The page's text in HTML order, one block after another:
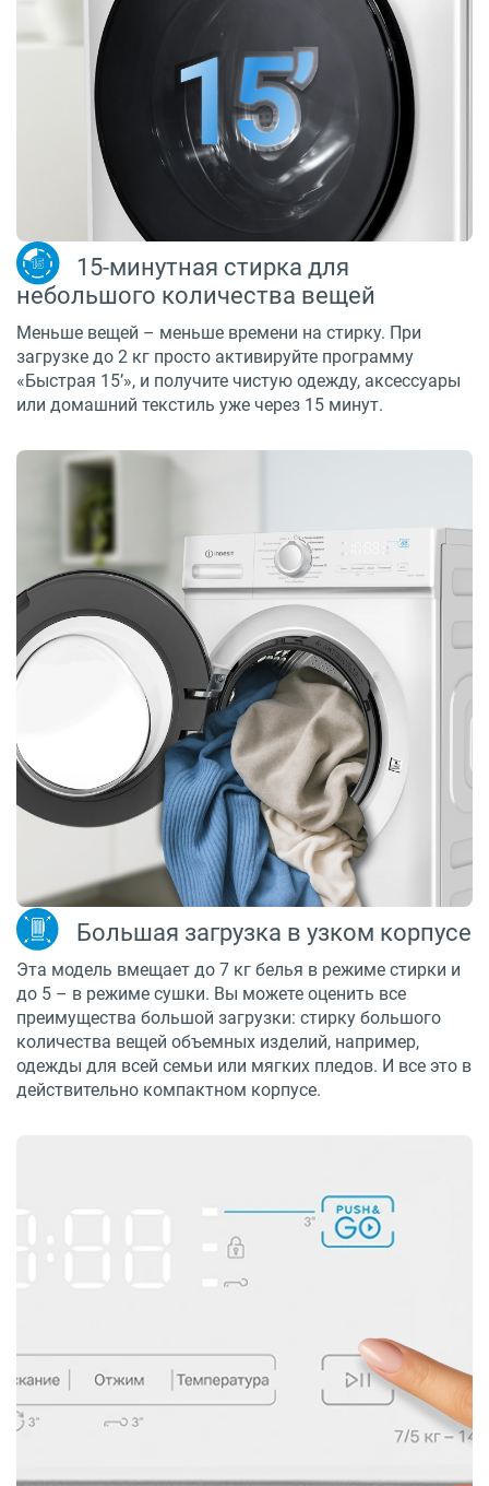
15-минутная стирка для
небольшого количества вещей
Меньше вещей – меньше времени на стирку. При
загрузке до 2 кг просто активируйте программу
«Быстрая 15’», и получите чистую одежду, аксессуары
или домашний текстиль уже через 15 минут.
Большая загрузка в узком корпусе
Эта модель вмещает до 7 кг белья в режиме стирки и
до 5 – в режиме сушки. Вы можете оценить все
преимущества большой загрузки: стирку большого
количества вещей объемных изделий, например,
одежды для всей семьи или мягких пледов. И все это в
действительно компактном корпусе.